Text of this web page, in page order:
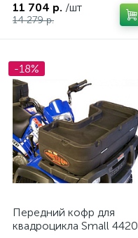
11 704 р. /шт
14 279 р.
-18%
Передний кофр для
квадроцикла Small 4420